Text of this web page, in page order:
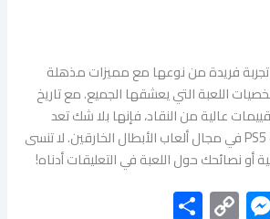
تجربة فريدة من نوعها مع مميزات مذهلة
اللعبة التي يعشقها الجميع. مع تاريخ
عالية من النقاد، فإنها بلا شك تعد
واحدة من أفضل ألعاب PS5 في مجال ألعاب الأبطال الخارقين. لا تنسى
أو نصائحك حول اللعبة في التعليقات أدناه!
M
C